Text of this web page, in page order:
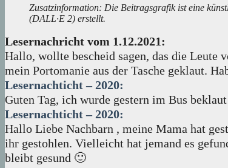
Zusatzinformation: Die Beitragsgrafik ist eine
(DALL·E 2) erstellt.
Lesernachricht vom 1.12.2021:
Hallo, wollte bescheid sagen, das die
mein Portomanie aus der Tasche geklaut.
Lesernachticht – 2020:
Guten Tag, ich wurde gestern im Bus
Lesernachticht – 2020:
Hallo Liebe Nachbarn , meine Mama hat
ihr gestohlen. Vielleicht hat jemand es
bleibt gesund 🙂